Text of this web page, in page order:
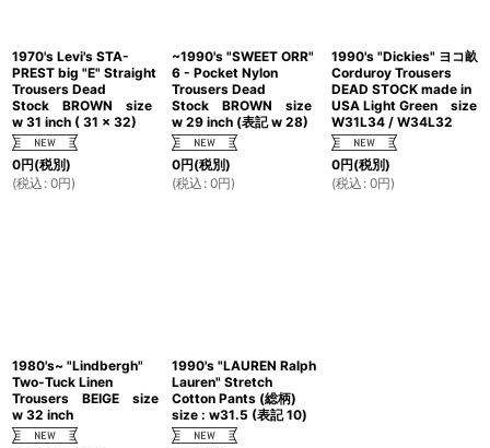
1970's Levi's STA-
PREST big "E" Straight
Trousers Dead
Stock BROWN size
w 31 inch ( 31 x 32)
0円(税別)
(税込 : 0円)
~1990's "SWEET ORR"
6 - Pocket Nylon
Trousers Dead
Stock BROWN size
w 29 inch (表記 w 28)
0円(税別)
(税込 : 0円)
1990's "Dickies" ヨコ畝
Corduroy Trousers
DEAD STOCK made in
USA Light Green size
W31L34 / W34L32
0円(税別)
(税込 : 0円)
1980's~ "Lindbergh"
Two-Tuck Linen
Trousers BEIGE size
w 32 inch
1990's "LAUREN Ralph
Lauren" Stretch
Cotton Pants (総柄)
size : w31.5 (表記 10)